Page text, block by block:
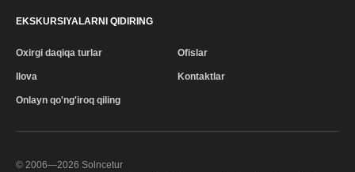
EKSKURSIYALARNI QIDIRING
Oxirgi daqiqa turlar
Ilova
Onlayn qo'ng'iroq qiling
Ofislar
Kontaktlar
© 2006—2026 Solncetur